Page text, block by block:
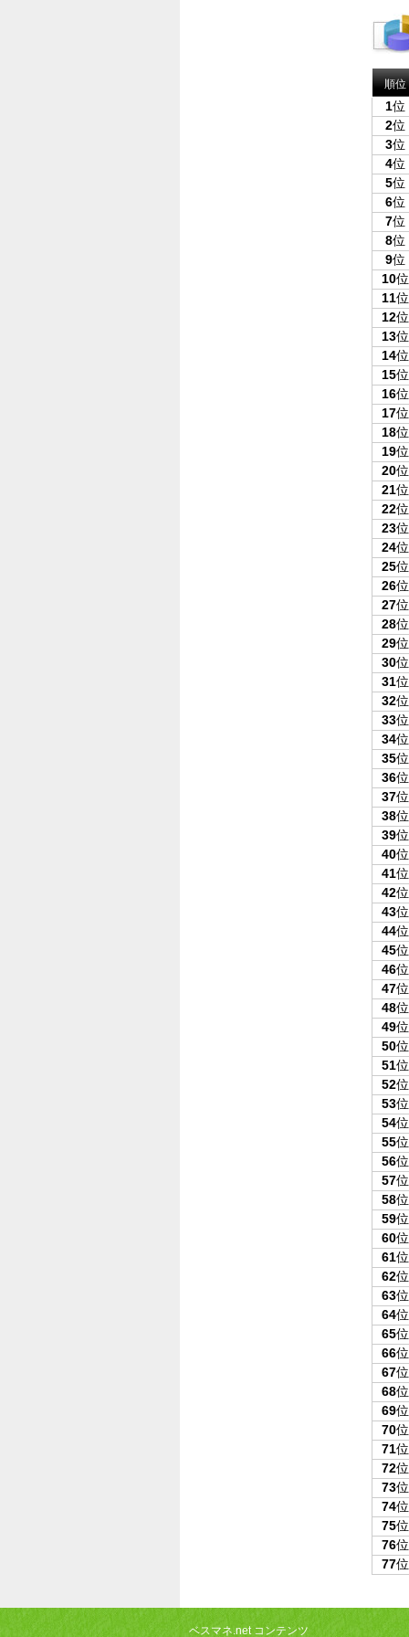
順位
1位
2位
3位
4位
5位
6位
7位
8位
9位
10位
11位
12位
13位
14位
15位
16位
17位
18位
19位
20位
21位
22位
23位
24位
25位
26位
27位
28位
29位
30位
31位
32位
33位
34位
35位
36位
37位
38位
39位
40位
41位
42位
43位
44位
45位
46位
47位
48位
49位
50位
51位
52位
53位
54位
55位
56位
57位
58位
59位
60位
61位
62位
63位
64位
65位
66位
67位
68位
69位
70位
71位
72位
73位
74位
75位
76位
77位
ベスマネ.net コンテンツ